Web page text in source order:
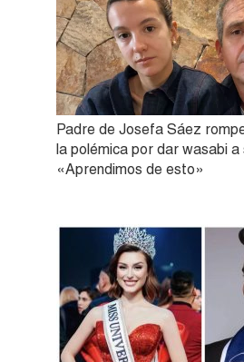
Padre de Josefa Sáez
la polémica por dar wasabi a
«Aprendimos de esto»